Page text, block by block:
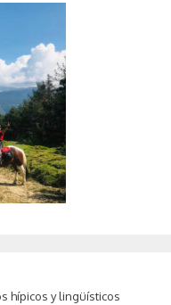
hípicos y lingüísticos